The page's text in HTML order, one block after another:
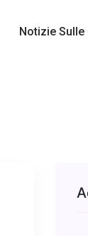
Notizie Sulle